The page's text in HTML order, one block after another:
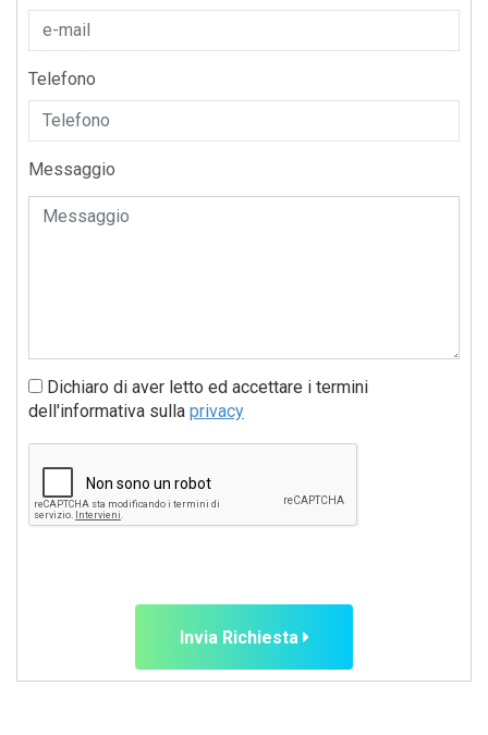
Telefono
Messaggio
Dichiaro di aver letto ed accettare i termini
dell'informativa sulla privacy
Invia Richiesta